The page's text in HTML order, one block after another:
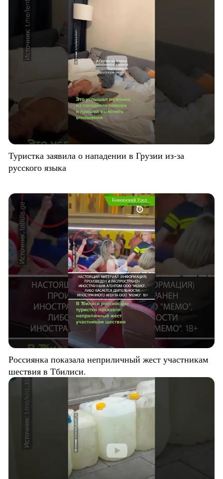
Туристка заявила о нападении в Грузии из-за
русского языка
Россиянка показала неприличный жест участникам
шествия в Тбилиси.